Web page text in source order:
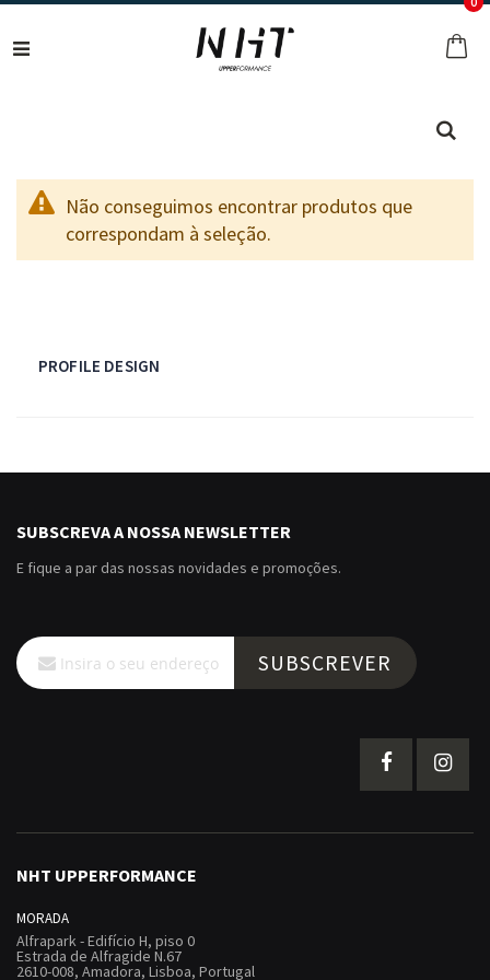
o
Não conseguimos encontrar produtos que
correspondam à seleção.
PROFILE DESIGN
SUBSCREVA A NOSSA NEWSLETTER
E fique a par das nossas novidades e promoções.
Subscreva
a
nossa
SUBSCREVER
NHT UPPERFORMANCE
MORADA
Alfrapark - Edifício H, piso 0
Estrada de Alfragide N.67
2610-008, Amadora, Lisboa, Portugal